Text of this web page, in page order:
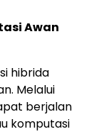
Awan
hibrida
Melalui
berjalan
komputasi